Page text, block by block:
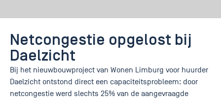
Netcongestie opgelost bij
Daelzicht
Bij het nieuwbouwproject van Wonen Limburg voor huurder
Daelzicht ontstond direct een capaciteitsprobleem: door
netcongestie werd slechts 25% van de aangevraagde